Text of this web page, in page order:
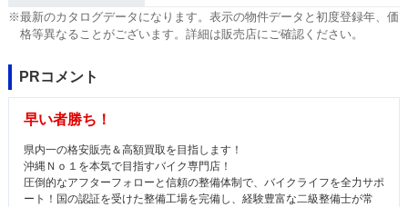
※最新のカタログデータになります。表示の物件データと初度登録年、価
格等異なることがございます。詳細は販売店にご確認ください。
PRコメント
早い者勝ち！
県内一の格安販売＆高額買取を目指します！
沖縄Ｎｏ１を本気で目指すバイク専門店！
圧倒的なアフターフォローと信頼の整備体制で、バイクライフを全力サポ
ート！国の認証を受けた整備工場を完備し、経験豊富な二級整備士が常